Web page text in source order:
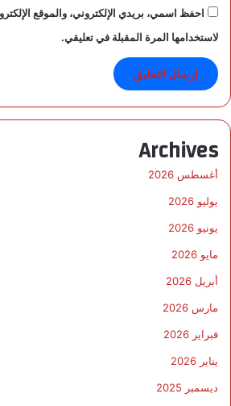
احفظ اسمي، بريدي الإلكتروني، والموقع
لاستخدامها المرة المقبلة في تعليقي.
Archives
أغسطس 2026
يوليو 2026
يونيو 2026
مايو 2026
أبريل 2026
مارس 2026
فبراير 2026
يناير 2026
ديسمبر 2025